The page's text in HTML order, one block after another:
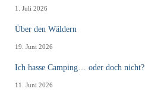
1. Juli 2026
Über den Wäldern
19. Juni 2026
Ich hasse Camping… oder doch nicht?
11. Juni 2026